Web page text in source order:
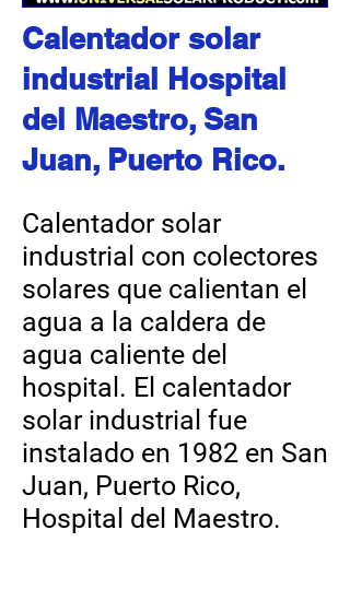
Calentador solar
industrial Hospital
del Maestro, San
Juan, Puerto Rico.
Calentador solar
industrial con colectores
solares que calientan el
agua a la caldera de
agua caliente del
hospital. ​El calentador
solar industrial fue
instalado en 1982 en San
Juan, Puerto Rico,
Hospital del Maestro.